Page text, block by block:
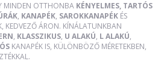
MINDEN OTTHONBA KÉNYELMES, TARTÓS
, KANAPÉK, SAROKKANAPÉK ÉS
KEDVEZŐ ÁRON. KÍNÁLATUNKBAN
, KLASSZIKUS, U ALAKÚ, L ALAKÚ,
KANAPÉK IS, KÜLÖNBÖZŐ MÉRETEKBEN,